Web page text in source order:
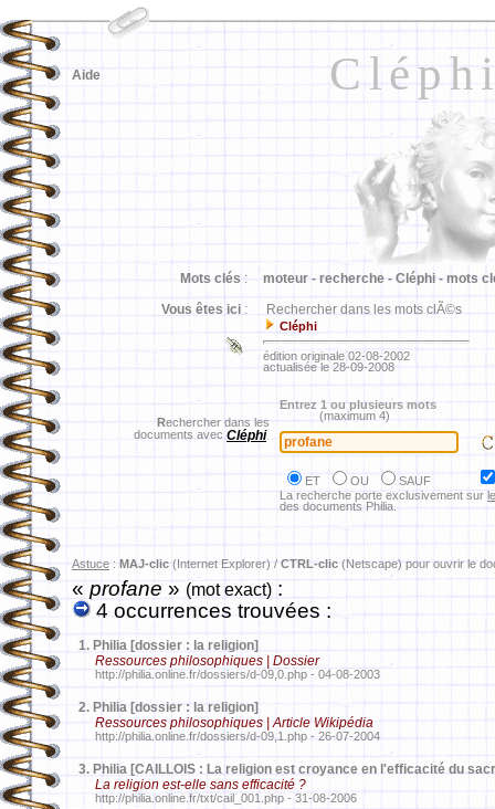
Aide
Mots clés : moteur - recherche - Cléphi - mots
Vous êtes ici : Rechercher dans les mots clÃ©s
Cléphi
édition originale 02-08-2002
actualisée le 28-09-2008
Rechercher dans les
documents avec Cléphi
Entrez 1 ou plusieurs mots
(maximum 4)
ET OU
SAUF
La recherche porte exclusivement sur
des documents Philia.
Astuce : MAJ-clic (Internet Explorer) / CTRL-clic (Netscape) pour ouvrir le
«profane »(mot exact) :
4 occurrences trouvées :
1. Philia [dossier : la religion]
Ressources philosophiques | Dossier
http://philia.online.fr/dossiers/d-09,0.php - 04-08-2003
2. Philia [dossier : la religion]
Ressources philosophiques | Article Wikipédia
http://philia.online.fr/dossiers/d-09,1.php - 26-07-2004
3. Philia [CAILLOIS : La religion est croyance en l'efficacité du
La religion est-elle sans efficacité ?
http://philia.online.fr/txt/cail_001.php - 31-08-2006